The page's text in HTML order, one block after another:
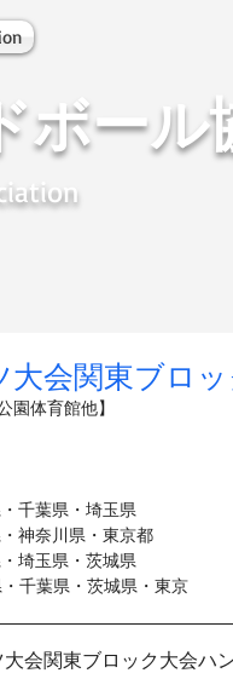
ボール
大会関東ブロ
園体育館他】
千葉県・埼玉県
神奈川県・東京都
埼玉県・茨城県
千葉県・茨城県・東京
会関東ブロック大会ハ